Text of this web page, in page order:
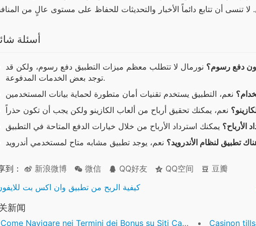
أسئلة
دفع رسوم؟ نورمال لا تتطلب معظم ميزات التطبيق دفع رسوم، ولكن قد
توجد بعض الخدمات المدفوعة.
الأرباح؟
تطبيق لنظام الأندرويد؟
到： 新浪微博 微信 QQ好友 QQ空间
豆瓣
كيفية الربح من تطبيق وان اكس بت
新闻
Come Navigare nei Termini dei Bonus su Siti Casino Non AAMS Casinon